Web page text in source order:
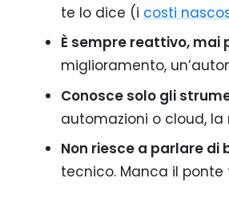
te lo dice (i costi
È sempre reattivo, mai
miglioramento,
Conosce solo gli
automazioni o cloud, la
Non riesce a parlare di
tecnico. Manca il